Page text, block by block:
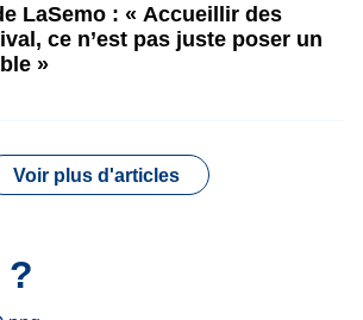
LaSemo : « Accueillir des
ce n’est pas juste poser un
»
Voir plus d'articles
?